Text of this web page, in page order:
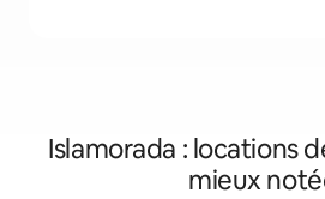
Islamorada : locations
mieux